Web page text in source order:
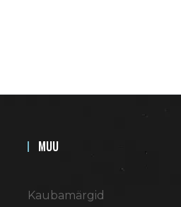
MUU
Kaubamärgid